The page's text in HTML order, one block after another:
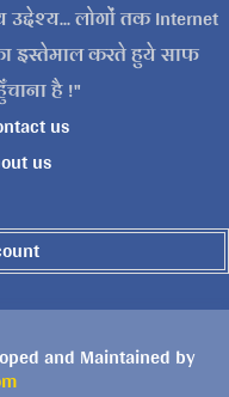
लोगों तक Internet
इस्तेमाल करते हुये साफ
है !
us
us
and Maintained by